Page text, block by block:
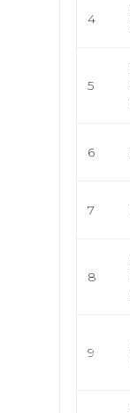
4
5
6
7
8
9